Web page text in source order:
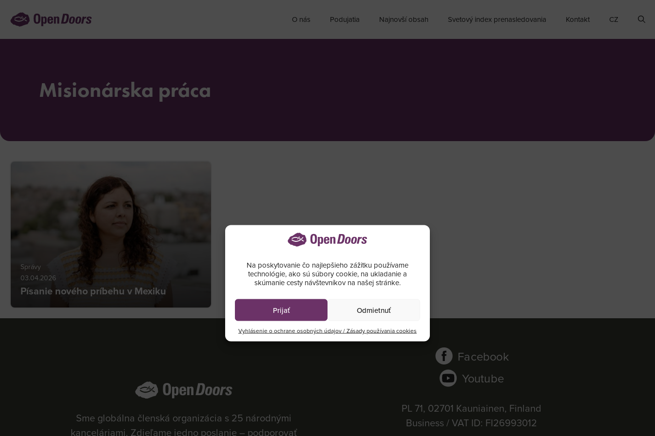
Na poskytovanie čo najlepšieho zážitku používame
technológie, ako sú súbory cookie, na ukladanie a
skúmanie cesty návštevníkov na našej stránke.
Prijať Odmietnuť
Vyhlásenie o ochrane osobných údajov / Zásady používania cookies
obsah
O nás Podujatia Najnovší obsah Svetový index prenasledovania Kontakt CZ
Misionárska práca
Správy
03.04.2026
Písanie nového príbehu v Mexiku
Sme globálna členská organizácia s 25 národnými
kanceláriami. Zdieľame jedno poslanie – podporovať
Facebook
Youtube
PL 71, 02701 Kauniainen, Finland
Business / VAT ID: FI26993012